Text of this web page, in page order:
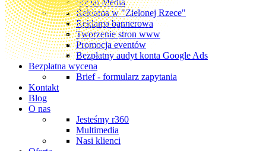
Reklama w "Zielonej Rzece"
Reklama bannerowa
Tworzenie stron www
Promocja eventów
Bezpłatny audyt konta Google Ads
Bezpłatna wycena
Brief - formularz zapytania
Kontakt
Blog
O nas
Jesteśmy r360
Multimedia
Nasi klienci